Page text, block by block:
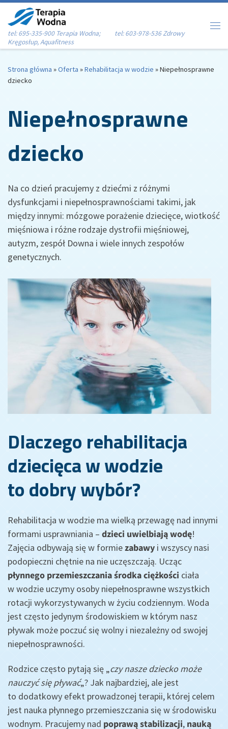
Przejdź do treści
tel: 695-335-900 Terapia Wodna; tel: 603-978-536 Zdrowy
Kręgosłup, Aquafitness
Strona główna »Oferta »Rehabilitacja w wodzie »Niepełnosprawne
dziecko
Niepełnosprawne
dziecko
Na co dzień pracujemy z dziećmi z różnymi
dysfunkcjami i niepełnosprawnościami takimi, jak
między innymi: mózgowe porażenie dziecięce, wiotkość
mięśniowa i różne rodzaje dystrofii mięśniowej,
autyzm, zespół Downa i wiele innych zespołów
genetycznych.
Dlaczego rehabilitacja
dziecięca w wodzie
to dobry wybór?
Rehabilitacja w wodzie ma wielką przewagę nad innymi
formami usprawniania – dzieci uwielbiają wodę!
Zajęcia odbywają się w formiezabawy i wszyscy nasi
podopieczni chętnie na nie uczęszczają. Ucząc
płynnego przemieszczania środka ciężkości ciała
w wodzie uczymy osoby niepełnosprawne wszystkich
rotacji wykorzystywanych w życiu codziennym. Woda
jest często jedynym środowiskiem w którym nasz
pływak może poczuć się wolny i niezależny od swojej
niepełnosprawności.
Rodzice często pytają się „czy nasze dziecko może
nauczyć się pływać„? Jak najbardziej, ale jest
to dodatkowy efekt prowadzonej terapii, której celem
jest nauka płynnego przemieszczania się w środowisku
wodnym. Pracujemy nad poprawą stabilizacji, nauką